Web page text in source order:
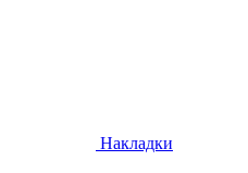
Накладки